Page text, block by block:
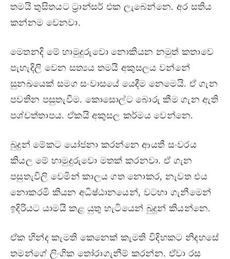
තමයි තුසිතයට ට්‍රාන්සර් එක ලැබෙන්නෙ. අර සතිය
කන්නම වෙනවා.
මෙතනදි මේ හාමුදුරුවො නොකියන නමුත් කතාවෙ
පැහැදිලි වෙන සත්‍යය තමයි අකුසලය වන්නේ
සුනඛයෙක් සමග සංවාසයේ යෙදීම නෙමෙයි. ඒ ගැන
පවතින පසුතැවීම. කොසොල්ට බොරු කීම ගැන ඇති
පශ්චත්තාපය. ඒකයි අකුසල කර්මය වෙන්නෙ.
බුදුන් මේකට යෝජනා කරන්නෙ ආයතී සංවරය
කියල මේ හාමුදුරුවො මතක් කරනවා. ඒ ගැන
පසුතැවිලි වෙමින් කාලය ගත නොකර, නැවත එය
නොකරමි කියන අධිෂ්ඨානයෙන්, වටහා ගැනීමෙන්
ඉදිරියට යාමයි කළ යුතු හැටියෙන් බුදුන් කියන්නෙ.
ඒක හින්ද කැමති කෙනෙක් කැමති විදිහකට නිදහසේ
තමන්ගේ ලිංගික තෝරාගැනීම් කරන්න. ඒවා රස